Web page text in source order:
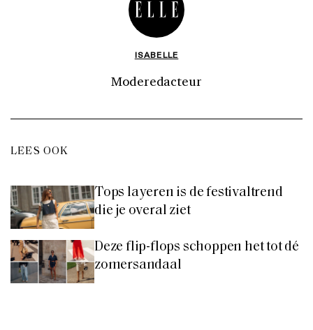
ISABELLE
Moderedacteur
LEES OOK
Tops layeren is de festivaltrend
die je overal ziet
Deze flip-flops schoppen het tot dé
zomersandaal